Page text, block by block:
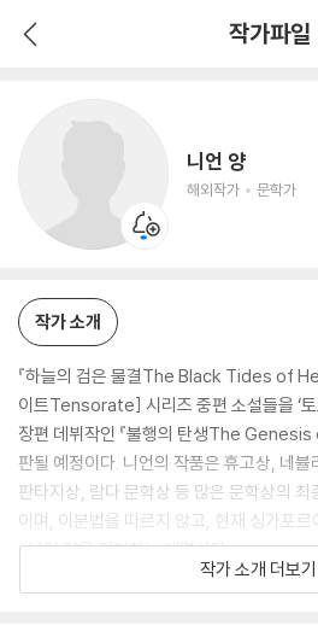
작가파일
니언 양
해외작가 문학가
작가 소개
『하늘의 검은 물결The Black Tides of
이트Tensorate] 시리즈 중편 소설들을 ‘
장편 데뷔작인 『불행의 탄생The
판될 예정이다. 니언의 작품은 휴고상, 네
판타지상, 람다 문학상 등 많은 문학상의 최
이며, 이분법을 따르지 않고, 현재 싱가포르
*니언 양을 지칭하는 대명사다.
작가 소개 더보기